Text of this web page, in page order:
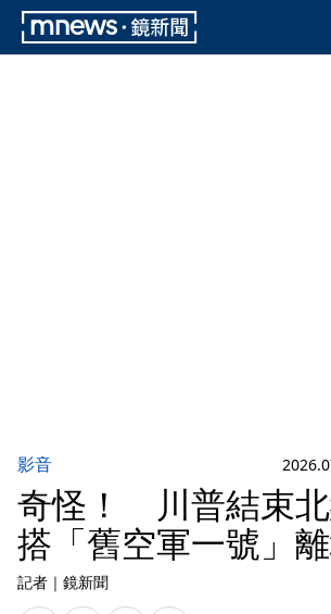
影音
奇怪！ 川普結束
搭「舊空軍一號」
記者 ｜ 鏡新聞